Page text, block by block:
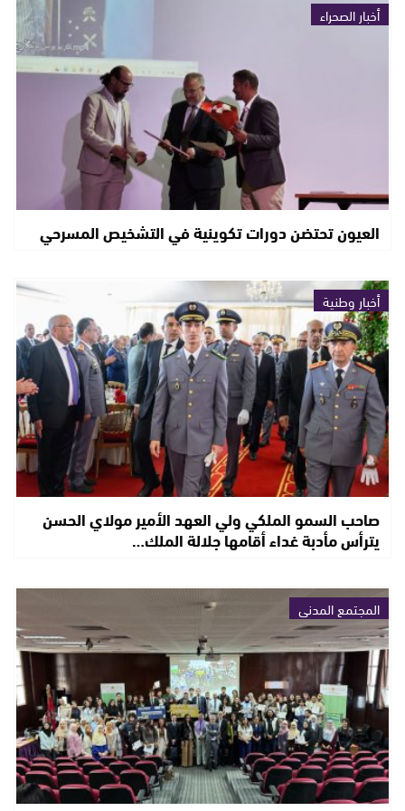
أخبار الصحراء
العيون تحتضن دورات تكوينية في التشخيص المسرحي
أخبار وطنية
صاحب السمو الملكي ولي العهد الأمير مولاي الحسن
يترأس مأدبة غداء أقامها جلالة الملك…
المجتمع المدني